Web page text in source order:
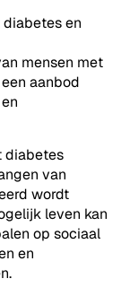
en
mensen met
aanbod
diabetes
van
wordt
leven kan
op sociaal
en